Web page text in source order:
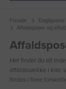
Forside Dagligvarer
Affaldsposer og
Her finder du alt
affaldssække i klar,
findes i flere